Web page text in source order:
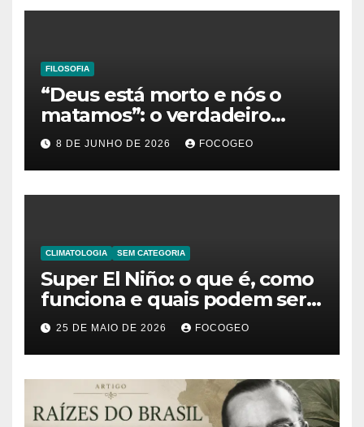
FILOSOFIA
“Deus está morto e nós o
matamos”: o verdadeiro
significado da frase de
Friedrich Nietzsche
8 DE JUNHO DE 2026 FOCOGEO
CLIMATOLOGIA SEM CATEGORIA
Super El Niño: o que é, como
funciona e quais podem ser
os impactos desse fenômeno
climático extremo no Brasil e
no mundo
25 DE MAIO DE 2026 FOCOGEO